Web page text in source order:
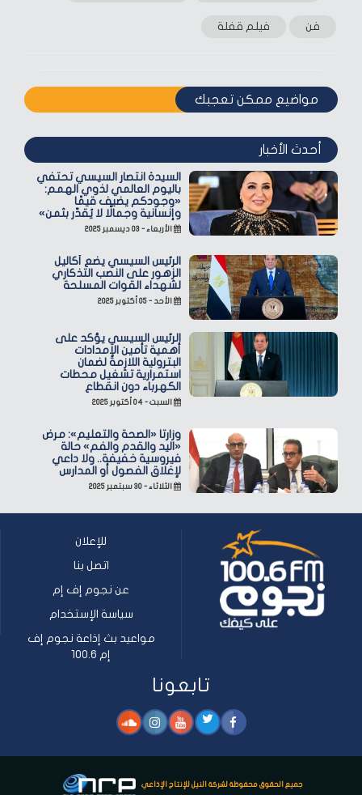
فن فيلم قفلة
مواضيع ممكن تعجبك
أحدث الأخبار
السيدة انتصار السيسي تحتفي
باليوم العالمي لذوي الهمم:
«وجودكم يضيف قيمًا
وإنسانية وجمالًا لا يُقدّر بثمن»
الأربعاء - ٠٣ ديسمبر ٢٠٢٥
الرئيس السيسي يضع أكاليل
الزهور على النصب التذكاري
لشهداء القوات المسلحة
الأحد - ٠٥ أكتوبر ٢٠٢٥
الرئيس السيسي يؤكد على
أهمية تأمين الإمدادات
البترولية اللازمة لضمان
استمرارية تشغيل محطات
الكهرباء دون انقطاع
السبت - ٠٤ أكتوبر ٢٠٢٥
وزارتا «الصحة والتعليم»: مرض
«اليد والقدم والفم» حالة
فيروسية خفيفة.. ولا داعي
لإغلاق الفصول أو المدارس
الثلاثاء - ٣٠ سبتمبر ٢٠٢٥
للإعلان
اتصل بنا
عن نجوم إف إم
سياسة الإستخدام
مواعيد بث إذاعة نجوم إف
إم 100.6
تابعونا
جميع الحقوق محفوظة لشركة النيل للإنتاج الإذاعي